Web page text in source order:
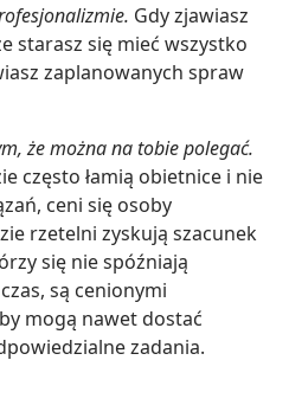
Gdy zjawiasz
starasz się mieć wszystko
zaplanowanych spraw
że można na tobie polegać.
często łamią obietnice i nie
ceni się osoby
rzetelni zyskują szacunek
się nie spóźniają
są cenionymi
mogą nawet dostać
zadania.